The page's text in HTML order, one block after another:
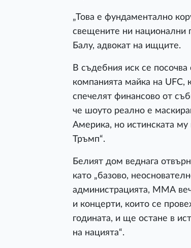
„Това е фундаментално
свещените ни национални
Балу, адвокат на ищците.
В съдебния иск се
компанията майка на UFC,
спечелят финансово от
че шоуто реално е
Америка, но истинската
Тръмп“.
Белият дом веднага
като „базово,
администрацията, ММА
и концерти, които се
годината, и ще остане в
на нацията“.